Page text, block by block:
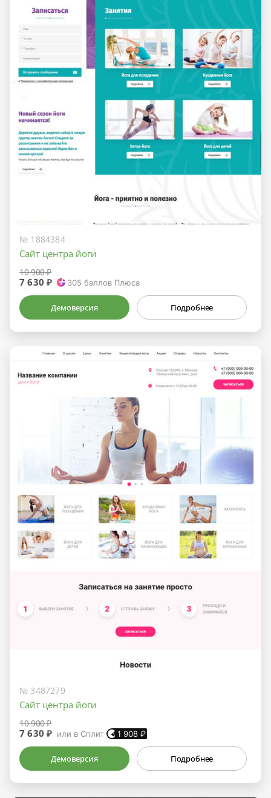
№ 1884384
Сайт центра йоги
10 900 ₽
7 630 ₽ 305 баллов Плюса
Демоверсия Подробнее
№ 3487279
Сайт центра йоги
10 900 ₽
7 630 ₽ или в Сплит 1 908 ₽
Демоверсия Подробнее